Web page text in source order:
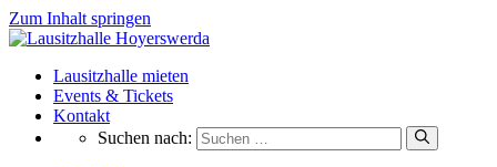
Zum Inhalt springen
Lausitzhalle mieten
Events & Tickets
Kontakt
Suchen nach: